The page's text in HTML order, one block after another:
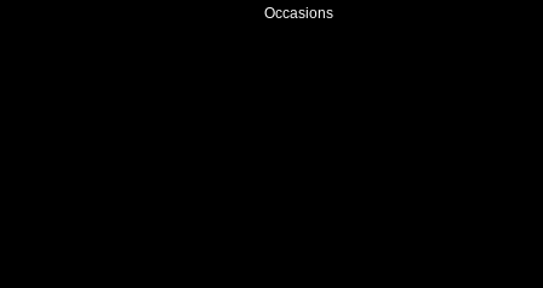
Occasions